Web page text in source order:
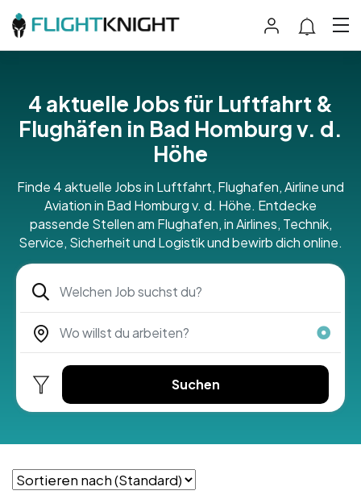
4 aktuelle Jobs für Luftfahrt &
Flughäfen in Bad Homburg v. d.
Höhe
Finde 4 aktuelle Jobs in Luftfahrt, Flughafen, Airline und
Aviation in Bad Homburg v. d. Höhe. Entdecke
passende Stellen am Flughafen, in Airlines, Technik,
Service, Sicherheit und Logistik und bewirb dich online.
Suchen